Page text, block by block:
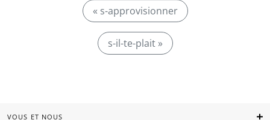
« s-approvisionner
s-il-te-plait »
VOUS ET NOUS